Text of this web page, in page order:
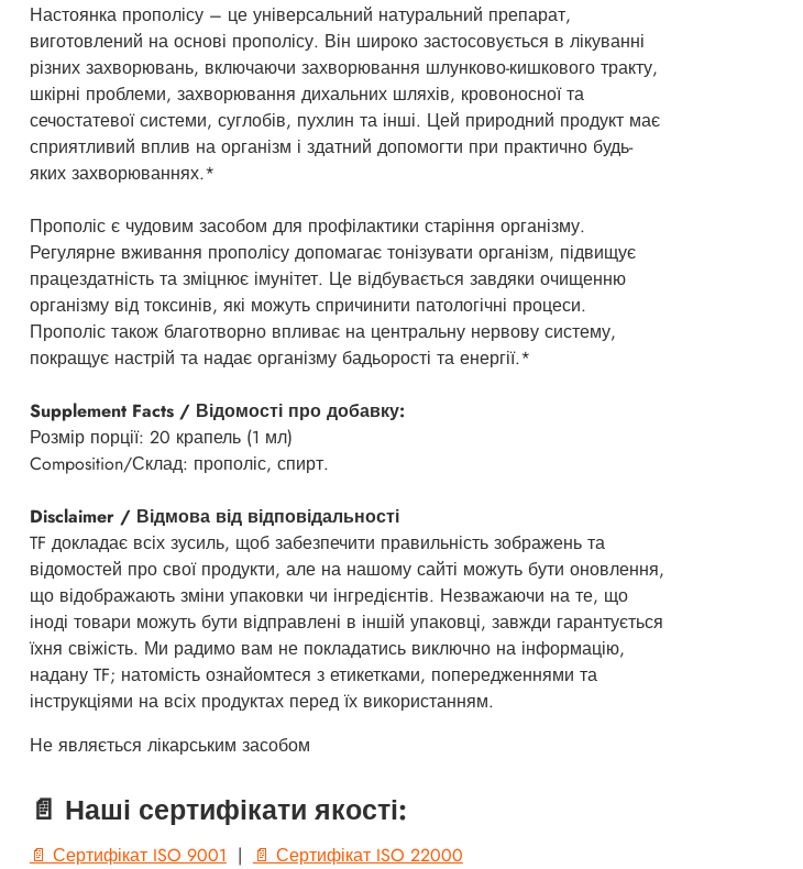
Настоянка прополісу – це універсальний натуральний препарат,
виготовлений на основі прополісу. Він широко застосовується в лікуванні
різних захворювань, включаючи захворювання шлунково-кишкового тракту,
шкірні проблеми, захворювання дихальних шляхів, кровоносної та
сечостатевої системи, суглобів, пухлин та інші. Цей природний продукт має
сприятливий вплив на організм і здатний допомогти при практично будь-
яких захворюваннях.*
Прополіс є чудовим засобом для профілактики старіння організму.
Регулярне вживання прополісу допомагає тонізувати організм, підвищує
працездатність та зміцнює імунітет. Це відбувається завдяки очищенню
організму від токсинів, які можуть спричинити патологічні процеси.
Прополіс також благотворно впливає на центральну нервову систему,
покращує настрій та надає організму бадьорості та енергії.*
Supplement Facts / Відомості про добавку:
Розмір порції: 20 крапель (1 мл)
Composition/Склад: прополіс, спирт.
Disclaimer / Відмова від відповідальності
TF докладає всіх зусиль, щоб забезпечити правильність зображень та
відомостей про свої продукти, але на нашому сайті можуть бути оновлення,
що відображають зміни упаковки чи інгредієнтів. Незважаючи на те, що
іноді товари можуть бути відправлені в іншій упаковці, завжди гарантується
їхня свіжість. Ми радимо вам не покладатись виключно на інформацію,
надану TF; натомість ознайомтеся з етикетками, попередженнями та
інструкціями на всіх продуктах перед їх використанням.
Не являється лікарським засобом
📄 Наші сертифікати якості:
📄 Сертифікат ISO 9001 |
📄 Сертифікат ISO 22000